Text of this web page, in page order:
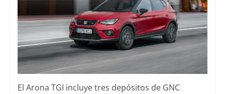
El Arona TGI incluye tres depósitos de GNC